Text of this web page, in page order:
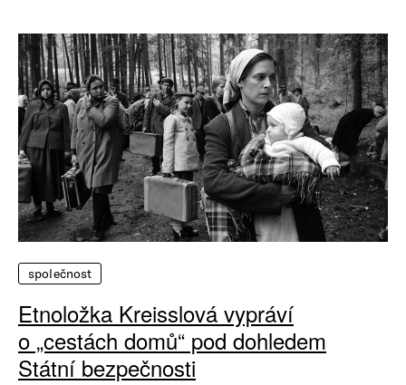
společnost
Etnoložka Kreisslová vypráví
o „cestách domů“ pod dohledem
Státní bezpečnosti